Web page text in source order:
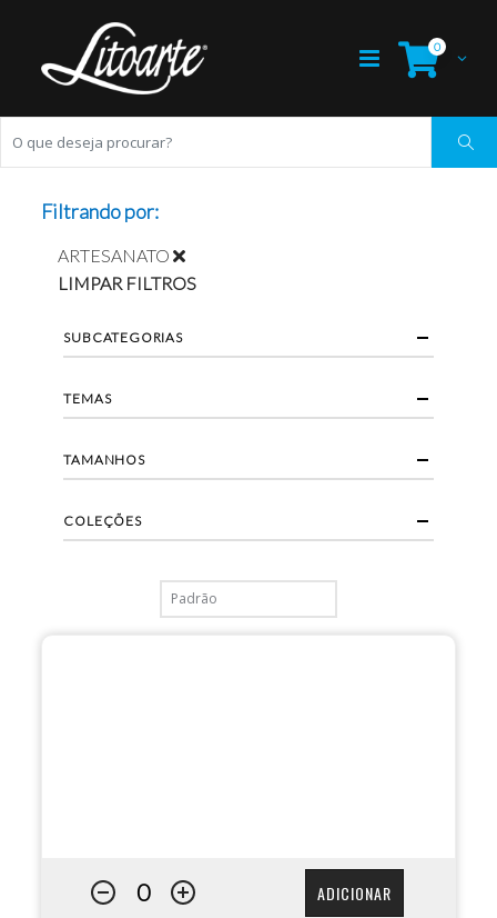
0
ADICIONAR
Filtrando por:
ARTESANATO
LIMPAR FILTROS
SUBCATEGORIAS
TEMAS
TAMANHOS
COLEÇÕES